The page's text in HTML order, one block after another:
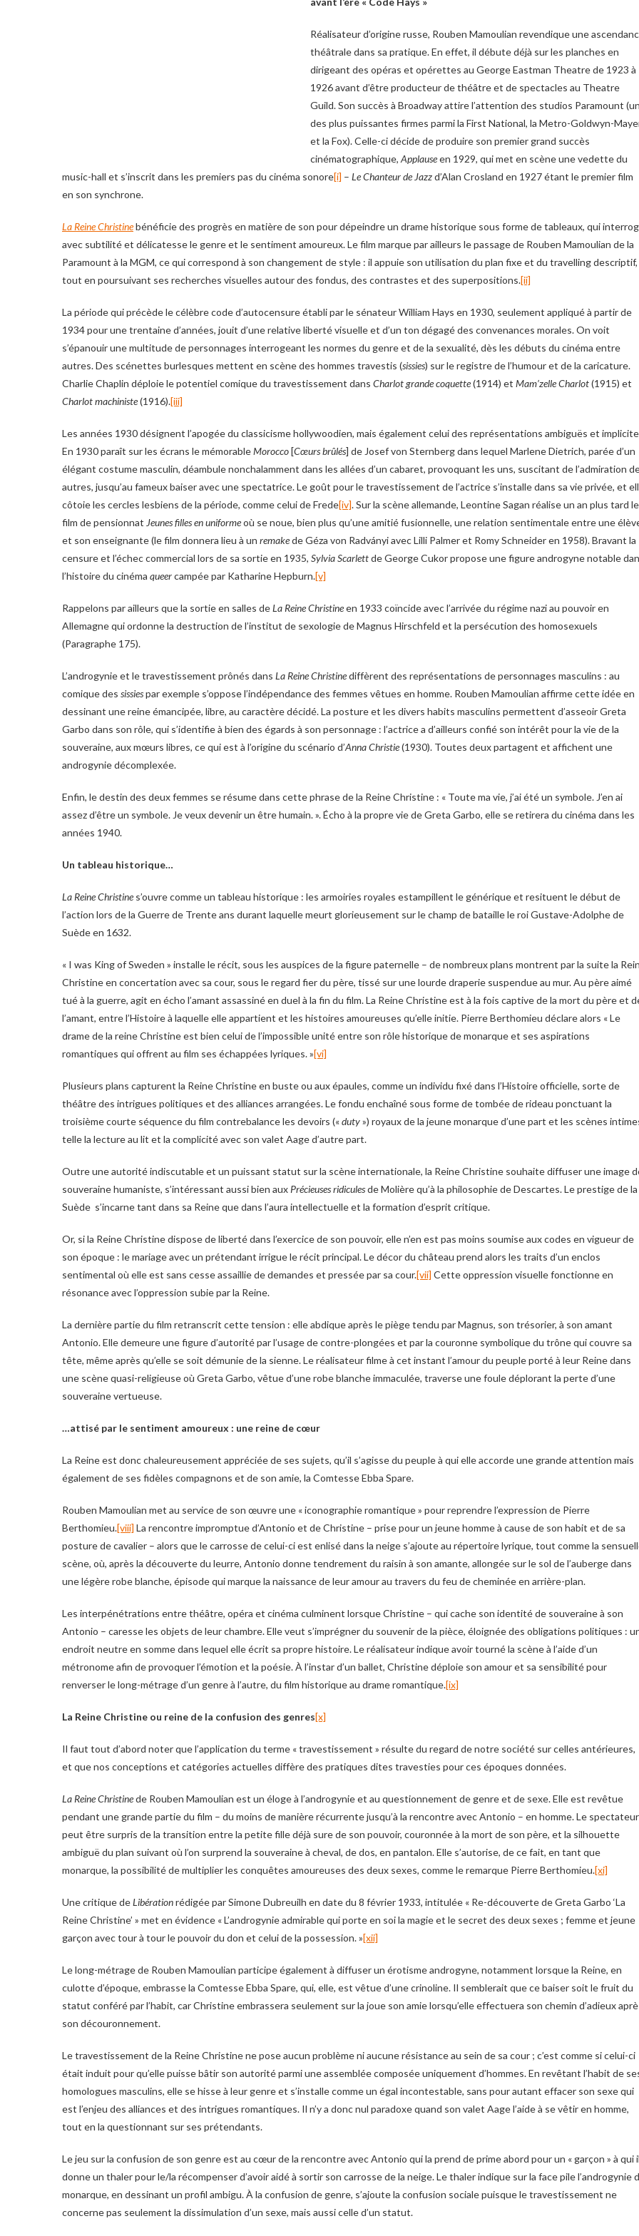
Réalisateur d’origine russe, Rouben Mamoulian revendique une
théâtrale dans sa pratique. En effet, il débute déjà sur les planches en
dirigeant des opéras et opérettes au George Eastman Theatre de 1923 à
1926 avant d’être producteur de théâtre et de spectacles au Theatre
Guild. Son succès à Broadway attire l’attention des studios Paramount
des plus puissantes firmes parmi la First National, la Metro-Goldwyn-
et la Fox). Celle-ci décide de produire son premier grand succès
cinématographique, Applauseen 1929, qui met en scène une vedette du
music-hall et s’inscrit dans les premiers pas du cinéma sonore[i] – Le Chanteur de Jazzd’Alan Crosland en 1927 étant le premier film
en son synchrone.
La Reine Christinebénéficie des progrès en matière de son pour dépeindre un drame historique sous forme de tableaux, qui
avec subtilité et délicatesse le genre et le sentiment amoureux. Le film marque par ailleurs le passage de Rouben Mamoulian de la
Paramount à la MGM, ce qui correspond à son changement de style : il appuie son utilisation du plan fixe et du travelling descriptif,
tout en poursuivant ses recherches visuelles autour des fondus, des contrastes et des superpositions.[ii]
La période qui précède le célèbre code d’autocensure établi par le sénateur William Hays en 1930, seulement appliqué à partir de
1934 pour une trentaine d’années, jouit d’une relative liberté visuelle et d’un ton dégagé des convenances morales. On voit
s’épanouir une multitude de personnages interrogeant les normes du genre et de la sexualité, dès les débuts du cinéma entre
autres. Des scénettes burlesques mettent en scène des hommes travestis (sissies) sur le registre de l’humour et de la caricature.
Charlie Chaplin déploie le potentiel comique du travestissement dans Charlot grande coquette(1914) et Mam’zelle Charlot(1915) et
Charlot machiniste(1916).[iii]
Les années 1930 désignent l’apogée du classicisme hollywoodien, mais également celui des représentations ambiguës et
En 1930 paraît sur les écrans le mémorableMorocco[Cœurs brûlés] de Josef von Sternberg dans lequel Marlene Dietrich, parée d’un
élégant costume masculin, déambule nonchalamment dans les allées d’un cabaret, provoquant les uns, suscitant de l’admiration
autres, jusqu’au fameux baiser avec une spectatrice. Le goût pour le travestissement de l’actrice s’installe dans sa vie privée, et
côtoie les cercles lesbiens de la période, comme celui de Frede[iv]. Sur la scène allemande, Leontine Sagan réalise un an plus tard le
film de pensionnat Jeunes filles en uniformeoù se noue, bien plus qu’une amitié fusionnelle, une relation sentimentale entre une
et son enseignante (le film donnera lieu à un remakede Géza von Radványi avec Lilli Palmer et Romy Schneider en 1958). Bravant la
censure et l’échec commercial lors de sa sortie en 1935, Sylvia Scarlettde George Cukor propose une figure androgyne notable
l’histoire du cinéma queercampée par Katharine Hepburn.[v]
Rappelons par ailleurs que la sortie en salles deLa Reine Christineen 1933 coïncide avec l’arrivée du régime nazi au pouvoir en
Allemagne qui ordonne la destruction de l’institut de sexologie de Magnus Hirschfeld et la persécution des homosexuels
(Paragraphe 175).
L’androgynie et le travestissement prônés dans La Reine Christinediffèrent des représentations de personnages masculins : au
comique des sissiespar exemple s’oppose l’indépendance des femmes vêtues en homme. Rouben Mamoulian affirme cette idée en
dessinant une reine émancipée, libre, au caractère décidé. La posture et les divers habits masculins permettent d’asseoir Greta
Garbo dans son rôle, qui s’identifie à bien des égards à son personnage : l’actrice a d’ailleurs confié son intérêt pour la vie de la
souveraine, aux mœurs libres, ce qui est à l’origine du scénario d’Anna Christie(1930). Toutes deux partagent et affichent une
androgynie décomplexée.
Enfin, le destin des deux femmes se résume dans cette phrase de la Reine Christine : « Toute ma vie, j’ai été un symbole. J’en ai
assez d’être un symbole. Je veux devenir un être humain. ». Écho à la propre vie de Greta Garbo, elle se retirera du cinéma dans les
années 1940.
Un tableau historique…
La Reine Christine s’ouvre comme un tableau historique : les armoiries royales estampillent le générique et resituent le début de
l’action lors de la Guerre de Trente ans durant laquelle meurt glorieusement sur le champ de bataille le roi Gustave-Adolphe de
Suède en 1632.
« I was King of Sweden » installe le récit, sous les auspices de la figure paternelle – de nombreux plans montrent par la suite la
Christine en concertation avec sa cour, sous le regard fier du père, tissé sur une lourde draperie suspendue au mur. Au père aimé
tué à la guerre, agit en écho l’amant assassiné en duel à la fin du film. La Reine Christine est à la fois captive de la mort du père et
l’amant, entre l’Histoire à laquelle elle appartient et les histoires amoureuses qu’elle initie. Pierre Berthomieu déclare alors « Le
drame de la reine Christine est bien celui de l’impossible unité entre son rôle historique de monarque et ses aspirations
romantiques qui offrent au film ses échappées lyriques. »[vi]
Plusieurs plans capturent la Reine Christine en buste ou aux épaules, comme un individu fixé dans l’Histoire officielle, sorte de
théâtre des intrigues politiques et des alliances arrangées. Le fondu enchaîné sous forme de tombée de rideau ponctuant la
troisième courte séquence du film contrebalance les devoirs («duty») royaux de la jeune monarque d’une part et les scènes
telle la lecture au lit et la complicité avec son valet Aage d’autre part.
Outre une autorité indiscutable et un puissant statut sur la scène internationale, la Reine Christine souhaite diffuser une image
souveraine humaniste, s’intéressant aussi bien aux Précieuses ridiculesde Molière qu’à la philosophie de Descartes. Le prestige de la
Suède s’incarne tant dans sa Reine que dans l’aura intellectuelle et la formation d’esprit critique.
Or, si la Reine Christine dispose de liberté dans l’exercice de son pouvoir, elle n’en est pas moins soumise aux codes en vigueur de
son époque : le mariage avec un prétendant irrigue le récit principal. Le décor du château prend alors les traits d’un enclos
sentimental où elle est sans cesse assaillie de demandes et pressée par sa cour.[vii] Cette oppression visuelle fonctionne en
résonance avec l’oppression subie par la Reine.
La dernière partie du film retranscrit cette tension : elle abdique après le piège tendu par Magnus, son trésorier, à son amant
Antonio. Elle demeure une figure d’autorité par l’usage de contre-plongées et par la couronne symbolique du trône qui couvre sa
tête, même après qu’elle se soit démunie de la sienne. Le réalisateur filme à cet instant l’amour du peuple porté à leur Reine dans
une scène quasi-religieuse où Greta Garbo, vêtue d’une robe blanche immaculée, traverse une foule déplorant la perte d’une
souveraine vertueuse.
…attisé par le sentiment amoureux : une reine de cœur
La Reine est donc chaleureusement appréciée de ses sujets, qu’il s’agisse du peuple à qui elle accorde une grande attention mais
également de ses fidèles compagnons et de son amie, la Comtesse Ebba Spare.
Rouben Mamoulian met au service de son œuvre une « iconographie romantique » pour reprendre l’expression de Pierre
Berthomieu.[viii] La rencontre impromptue d’Antonio et de Christine – prise pour un jeune homme à cause de son habit et de sa
posture de cavalier – alors que le carrosse de celui-ci est enlisé dans la neige s’ajoute au répertoire lyrique, tout comme la
scène, où, après la découverte du leurre, Antonio donne tendrement du raisin à son amante, allongée sur le sol de l’auberge dans
une légère robe blanche, épisode qui marque la naissance de leur amour au travers du feu de cheminée en arrière-plan.
Les interpénétrations entre théâtre, opéra et cinéma culminent lorsque Christine – qui cache son identité de souveraine à son
Antonio – caresse les objets de leur chambre. Elle veut s’imprégner du souvenir de la pièce, éloignée des obligations politiques :
endroit neutre en somme dans lequel elle écrit sa propre histoire. Le réalisateur indique avoir tourné la scène à l’aide d’un
métronome afin de provoquer l’émotion et la poésie. À l’instar d’un ballet, Christine déploie son amour et sa sensibilité pour
renverser le long-métrage d’un genre à l’autre, du film historique au drame romantique.[ix]
La Reine Christine ou reine de la confusion des genres[x]
Il faut tout d’abord noter que l’application du terme « travestissement » résulte du regard de notre société sur celles antérieures,
et que nos conceptions et catégories actuelles diffère des pratiques dites travesties pour ces époques données.
La Reine Christinede Rouben Mamoulian est un éloge à l’androgynie et au questionnement de genre et de sexe. Elle est revêtue
pendant une grande partie du film – du moins de manière récurrente jusqu’à la rencontre avec Antonio – en homme. Le spectateur
peut être surpris de la transition entre la petite fille déjà sure de son pouvoir, couronnée à la mort de son père, et la silhouette
ambiguë du plan suivant où l’on surprend la souveraine à cheval, de dos, en pantalon. Elle s’autorise, de ce fait, en tant que
monarque, la possibilité de multiplier les conquêtes amoureuses des deux sexes, comme le remarque Pierre Berthomieu.[xi]
Une critique deLibérationrédigée par Simone Dubreuilh en date du 8 février 1933, intitulée « Re-découverte de Greta Garbo ‘La
Reine Christine’ » met en évidence « L’androgynie admirable qui porte en soi la magie et le secret des deux sexes ; femme et jeune
garçon avec tour à tour le pouvoir du don et celui de la possession. »[xii]
Le long-métrage de Rouben Mamoulian participe également à diffuser un érotisme androgyne, notamment lorsque la Reine, en
culotte d’époque, embrasse la Comtesse Ebba Spare, qui, elle, est vêtue d’une crinoline. Il semblerait que ce baiser soit le fruit du
statut conféré par l’habit, car Christine embrassera seulement sur la joue son amie lorsqu’elle effectuera son chemin d’adieux
son découronnement.
Le travestissement de la Reine Christine ne pose aucun problème ni aucune résistance au sein de sa cour ; c’est comme si celui-ci
était induit pour qu’elle puisse bâtir son autorité parmi une assemblée composée uniquement d’hommes. En revêtant l’habit de
homologues masculins, elle se hisse à leur genre et s’installe comme un égal incontestable, sans pour autant effacer son sexe qui
est l’enjeu des alliances et des intrigues romantiques. Il n’y a donc nul paradoxe quand son valet Aage l’aide à se vêtir en homme,
tout en la questionnant sur ses prétendants.
Le jeu sur la confusion de son genre est au cœur de la rencontre avec Antonio qui la prend de prime abord pour un « garçon » à qui il
donne un thaler pour le/la récompenser d’avoir aidé à sortir son carrosse de la neige. Le thaler indique sur la face pile l’androgynie
monarque, en dessinant un profil ambigu. À la confusion de genre, s’ajoute la confusion sociale puisque le travestissement ne
concerne pas seulement la dissimulation d’un sexe, mais aussi celle d’un statut.